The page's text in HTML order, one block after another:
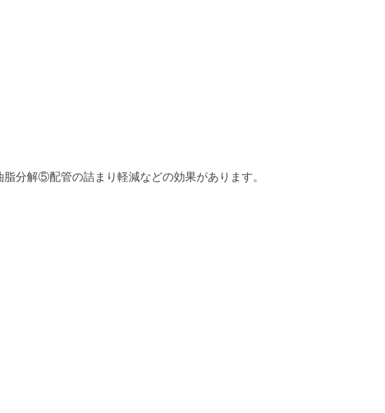
分解⑤配管の詰まり軽減などの効果があります。